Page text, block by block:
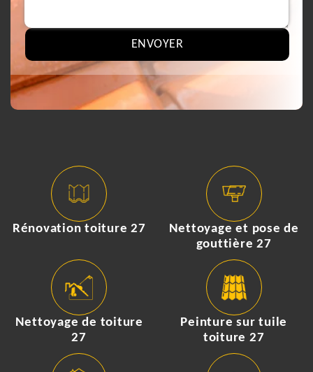
Rénovation toiture 27
Nettoyage et pose de
gouttière 27
Nettoyage de toiture
27
Peinture sur tuile
toiture 27